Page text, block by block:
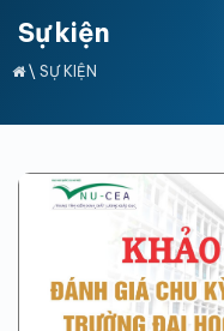
Sự kiện
\ SỰ KIỆN